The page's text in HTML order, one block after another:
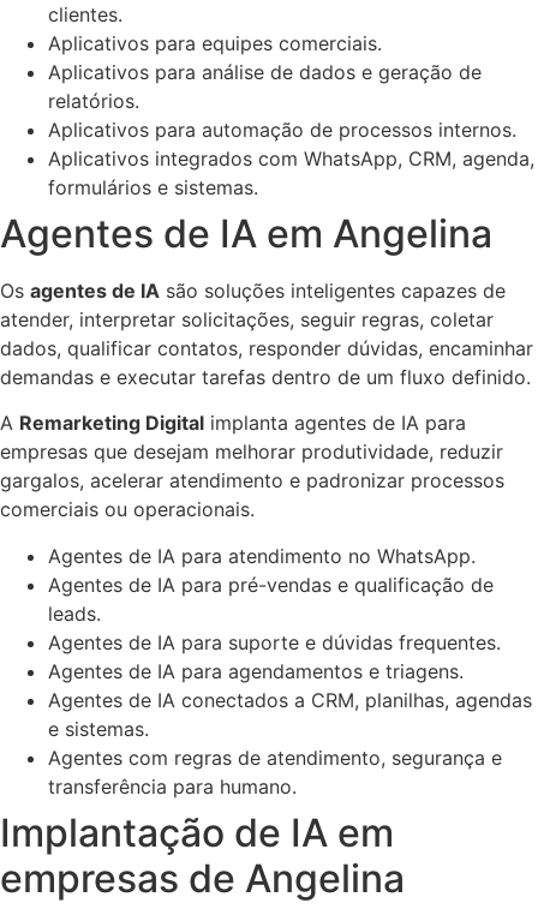
clientes.
Aplicativos para equipes comerciais.
Aplicativos para análise de dados e geração de
relatórios.
Aplicativos para automação de processos internos.
Aplicativos integrados com WhatsApp, CRM, agenda,
formulários e sistemas.
Agentes de IA em Angelina
Os agentes de IA são soluções inteligentes capazes de
atender, interpretar solicitações, seguir regras, coletar
dados, qualificar contatos, responder dúvidas, encaminhar
demandas e executar tarefas dentro de um fluxo definido.
A Remarketing Digital implanta agentes de IA para
empresas que desejam melhorar produtividade, reduzir
gargalos, acelerar atendimento e padronizar processos
comerciais ou operacionais.
Agentes de IA para atendimento no WhatsApp.
Agentes de IA para pré-vendas e qualificação de
leads.
Agentes de IA para suporte e dúvidas frequentes.
Agentes de IA para agendamentos e triagens.
Agentes de IA conectados a CRM, planilhas, agendas
e sistemas.
Agentes com regras de atendimento, segurança e
transferência para humano.
Implantação de IA em
empresas de Angelina